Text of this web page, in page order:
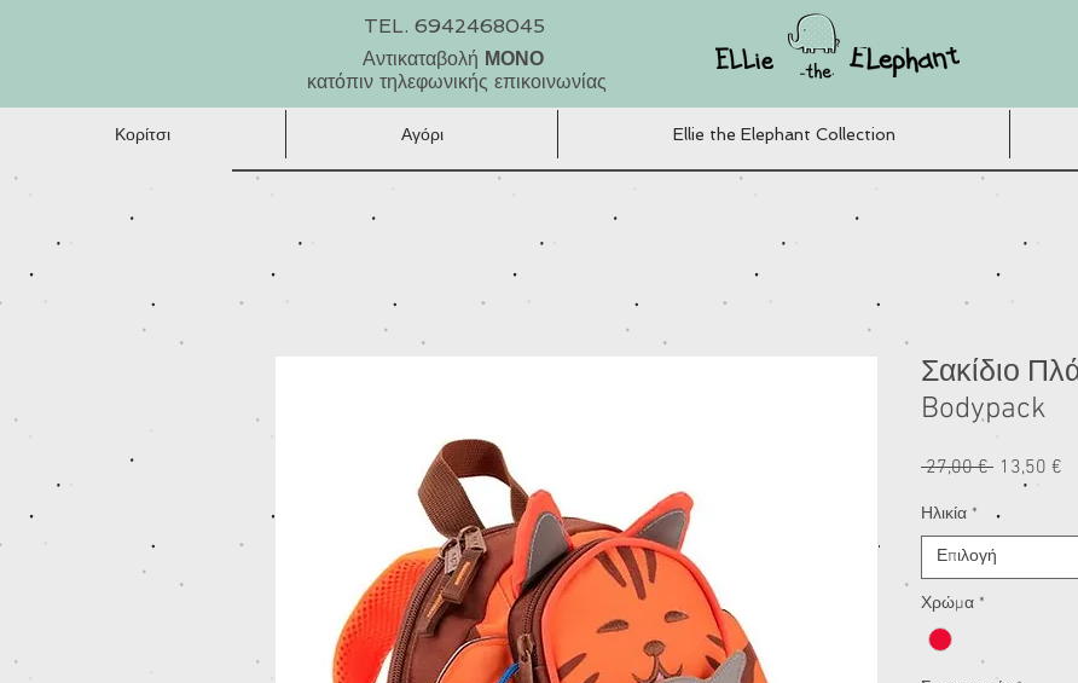
TEL. 6942468045
Αντικαταβολή ΜΟΝΟ
κατόπιν τηλεφωνικής επικοινωνίας
Κορίτσι Αγόρι Ellie the Elephant Collection
Σακίδιο
Bodypack
27,00 € Κανονική
τιμή
13,50 €
Ηλικία *
Επιλογή
Χρώμα *